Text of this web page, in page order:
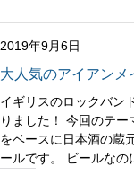
み
中…
2019年9月6日
大人気のアイアンメ
イギリスのロックバン
りました！ 今回のテ
をベースに日本酒の蔵
ールです。 ビールな